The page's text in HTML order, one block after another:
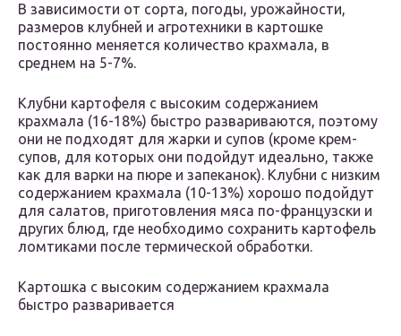
В зависимости от сорта, погоды, урожайности,
размеров клубней и агротехники в картошке
постоянно меняется количество крахмала, в
среднем на 5-7%.
Клубни картофеля с высоким содержанием
крахмала (16-18%) быстро развариваются, поэтому
они не подходят для жарки и супов (кроме крем-
супов, для которых они подойдут идеально, также
как для варки на пюре и запеканок). Клубни с низким
содержанием крахмала (10-13%) хорошо подойдут
для салатов, приготовления мяса по-французски и
других блюд, где необходимо сохранить картофель
ломтиками после термической обработки.
Картошка с высоким содержанием крахмала
быстро разваривается